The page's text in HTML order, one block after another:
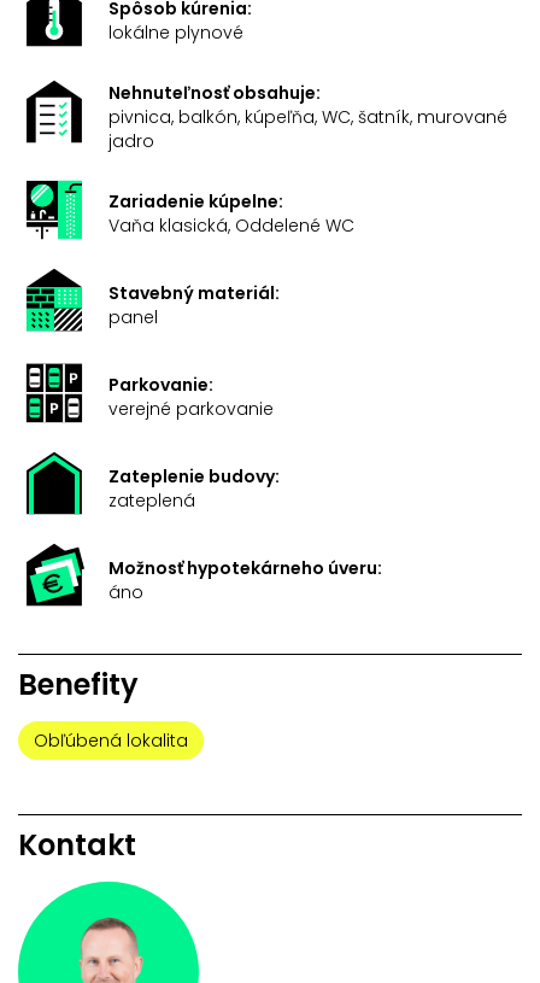
Spôsob kúrenia:
lokálne plynové
Nehnuteľnosť obsahuje:
pivnica, balkón, kúpeľňa, WC, šatník, murované
jadro
Zariadenie kúpelne:
Vaňa klasická, Oddelené WC
Stavebný materiál:
panel
Parkovanie:
verejné parkovanie
Zateplenie budovy:
zateplená
Možnosť hypotekárneho úveru:
áno
Benefity
Obľúbená lokalita
Kontakt